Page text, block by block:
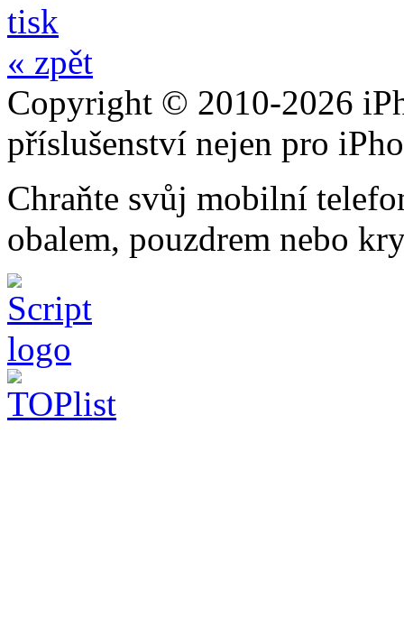
tisk
« zpět
Copyright © 2010-2026
příslušenství nejen pro
Chraňte svůj mobilní
obalem, pouzdrem nebo